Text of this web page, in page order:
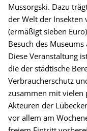
Mussorgski. Dazu
der Welt der Insekten
(ermäßigt sieben
Besuch des
Diese Veranstaltung
die der städtische
Verbraucherschutz
zusammen mit vielen
Akteuren der
vor allem am